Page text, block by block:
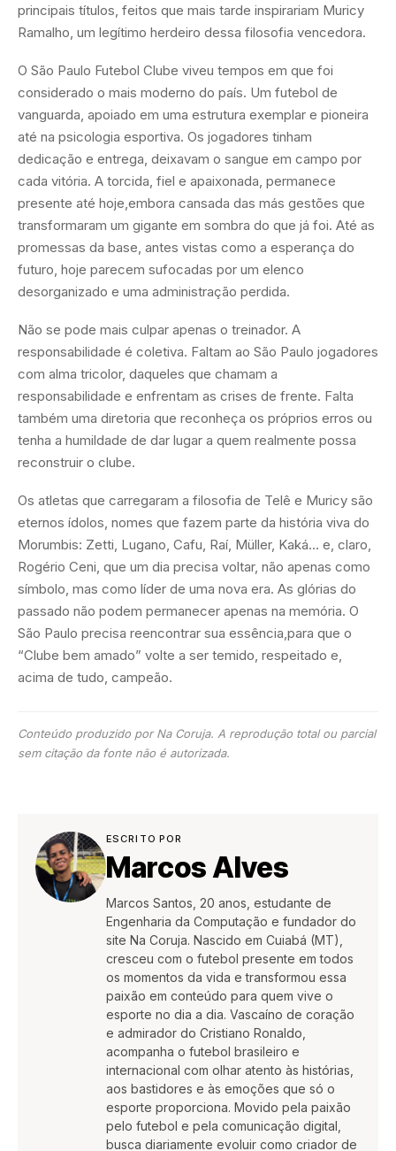
principais títulos, feitos que mais tarde inspirariam Muricy
Ramalho, um legítimo herdeiro dessa filosofia vencedora.
O São Paulo Futebol Clube viveu tempos em que foi
considerado o mais moderno do país. Um futebol de
vanguarda, apoiado em uma estrutura exemplar e pioneira
até na psicologia esportiva. Os jogadores tinham
dedicação e entrega, deixavam o sangue em campo por
cada vitória. A torcida, fiel e apaixonada, permanece
presente até hoje,embora cansada das más gestões que
transformaram um gigante em sombra do que já foi. Até as
promessas da base, antes vistas como a esperança do
futuro, hoje parecem sufocadas por um elenco
desorganizado e uma administração perdida.
Não se pode mais culpar apenas o treinador. A
responsabilidade é coletiva. Faltam ao São Paulo jogadores
com alma tricolor, daqueles que chamam a
responsabilidade e enfrentam as crises de frente. Falta
também uma diretoria que reconheça os próprios erros ou
tenha a humildade de dar lugar a quem realmente possa
reconstruir o clube.
Os atletas que carregaram a filosofia de Telê e Muricy são
eternos ídolos, nomes que fazem parte da história viva do
Morumbis: Zetti, Lugano, Cafu, Raí, Müller, Kaká… e, claro,
Rogério Ceni, que um dia precisa voltar, não apenas como
símbolo, mas como líder de uma nova era. As glórias do
passado não podem permanecer apenas na memória. O
São Paulo precisa reencontrar sua essência,para que o
“Clube bem amado” volte a ser temido, respeitado e,
acima de tudo, campeão.
Conteúdo produzido por Na Coruja. A reprodução total ou parcial
sem citação da fonte não é autorizada.
ESCRITO POR
Marcos Alves
Marcos Santos, 20 anos, estudante de
Engenharia da Computação e fundador do
site Na Coruja. Nascido em Cuiabá (MT),
cresceu com o futebol presente em todos
os momentos da vida e transformou essa
paixão em conteúdo para quem vive o
esporte no dia a dia. Vascaíno de coração
e admirador do Cristiano Ronaldo,
acompanha o futebol brasileiro e
internacional com olhar atento às histórias,
aos bastidores e às emoções que só o
esporte proporciona. Movido pela paixão
pelo futebol e pela comunicação digital,
busca diariamente evoluir como criador de